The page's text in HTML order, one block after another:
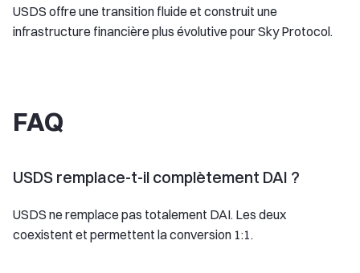
USDS offre une transition fluide et construit une
infrastructure financière plus évolutive pour Sky Protocol.
FAQ
USDS remplace-t-il complètement DAI ?
USDS ne remplace pas totalement DAI. Les deux
coexistent et permettent la conversion 1:1.